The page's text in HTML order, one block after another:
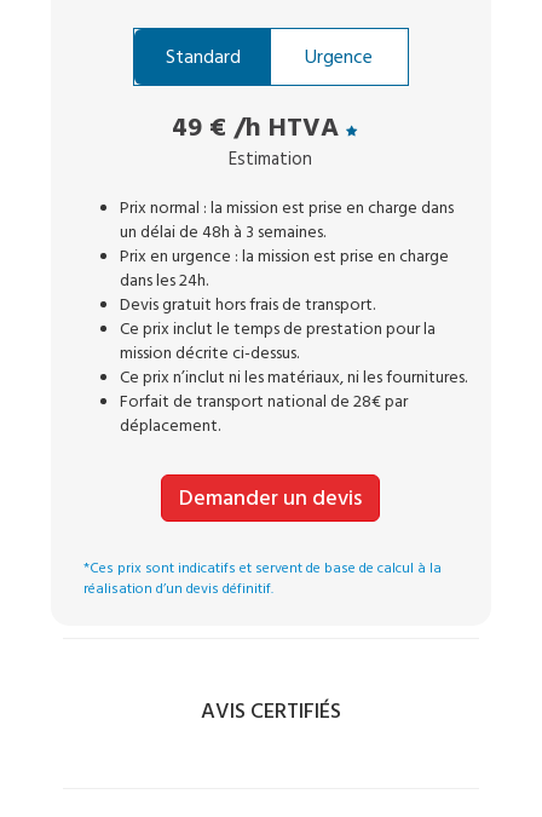
Standard Urgence
49 € /h HTVA
Estimation
Prix normal : la mission est prise en charge dans
un délai de 48h à 3 semaines.
Prix en urgence : la mission est prise en charge
dans les 24h.
Devis gratuit hors frais de transport.
Ce prix inclut le temps de prestation pour la
mission décrite ci-dessus.
Ce prix n’inclut ni les matériaux, ni les fournitures.
Forfait de transport national de 28€ par
déplacement.
Demander un devis
*Ces prix sont indicatifs et servent de base de calcul à la
réalisation d’un devis définitif.
AVIS CERTIFIÉS